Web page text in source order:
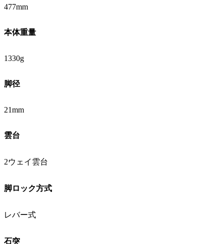
477mm
本体重量
1330g
脚径
21mm
雲台
2ウェイ雲台
脚ロック方式
レバー式
石突